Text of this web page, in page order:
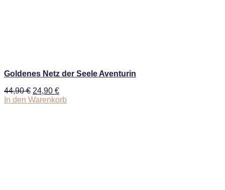
Goldenes Netz der Seele Aventurin
44,90€ 24,90 €
In den Warenkorb